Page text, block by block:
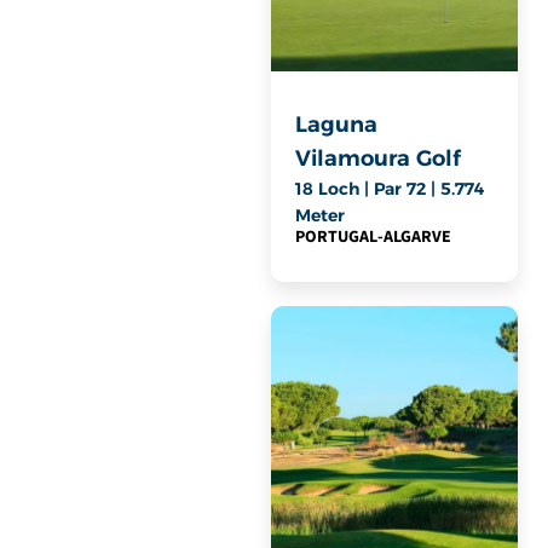
Laguna
Vilamoura Golf
18 Loch | Par 72 | 5.774
Meter
PORTUGAL-ALGARVE